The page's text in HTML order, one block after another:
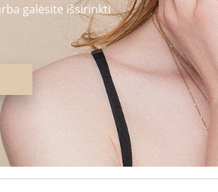
galėsite išsirinkti